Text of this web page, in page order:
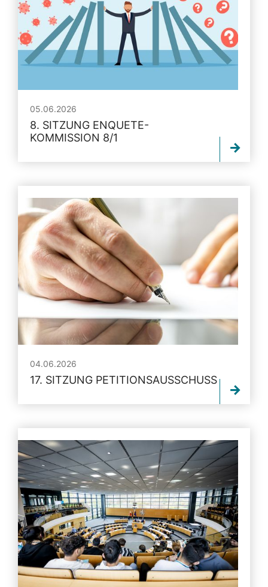
05.06.2026
8. SITZUNG ENQUETE-
KOMMISSION 8/1
04.06.2026
17. SITZUNG PETITIONSAUSSCHUSS